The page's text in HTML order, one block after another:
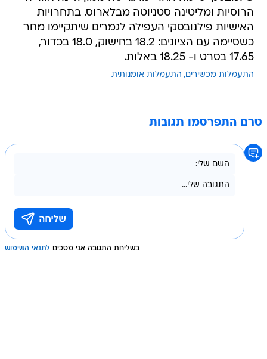
הרוסיות ומליטינה סטניוטה מבלארוס. בתחרויות
האישיות פילנובסקי העפילה לגמרים שיתקיימו מחר
כשסיימה עם הציונים: 18.2 בחישוק, 18.0 בכדור,
17.65 בסרט ו- 18.25 באלות.
התעמלות מכשירים התעמלות אומנותית
טרם התפרסמו תגובות
בשליחת התגובה אני מסכים לתנאי השימוש